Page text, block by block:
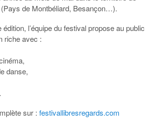
de Montbéliard, Besançon…).
l’équipe du festival propose au public
riche avec :
danse,
sur : festivallibresregards.com